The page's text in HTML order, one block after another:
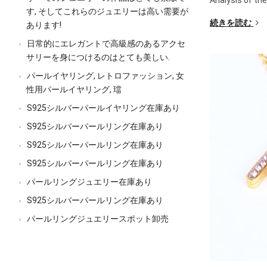
続きを読む
す, そしてこれらのジュエリーは高い需要が
あります!
日常的にエレガントで高級感のあるアクセ
サリーを身につけるのはとても美しい.
パールイヤリング, レトロファッション, 女
性用パールイヤリング, 璫
S925シルバーパールイヤリング在庫あり
S925シルバーパールリング在庫あり
S925シルバーパールリング在庫あり
S925シルバーパールリング在庫あり
パールリングジュエリー在庫あり
S925シルバーパールリング在庫あり
パールリングジュエリースポット卸売